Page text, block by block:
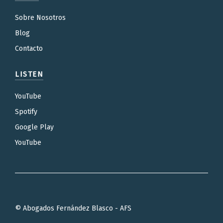
Sobre Nosotros
Blog
Contacto
LISTEN
YouTube
Spotify
Google Play
YouTube
© Abogados Fernández Blasco - AFS